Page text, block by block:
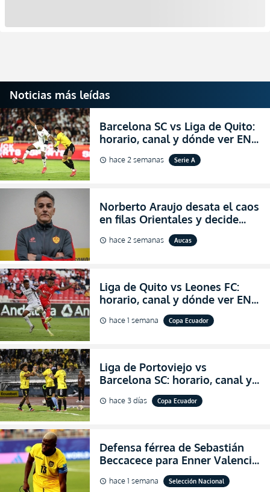
Noticias más leídas
Barcelona SC vs Liga de Quito:
horario, canal y dónde ver EN
VIVO la Fecha 22 de la LigaPro
2026
schedule hace 2 semanas Serie A
Norberto Araujo desata el caos
en filas Orientales y decide
abandonar la dirección técnica
de Aucas
schedule hace 2 semanas Aucas
Liga de Quito vs Leones FC:
horario, canal y dónde ver EN
VIVO los octavos de final de la
Copa Ecuador 2026
schedule hace 1 semana Copa Ecuador
Liga de Portoviejo vs
Barcelona SC: horario, canal y
dónde ver EN VIVO los octavos
de final de la Copa Ecuador
schedule hace 3 días Copa Ecuador
Defensa férrea de Sebastián
Beccacece para Enner Valencia
al indicar que era el hombre
indicado para Ecuador
schedule hace 1 semana Selección Nacional